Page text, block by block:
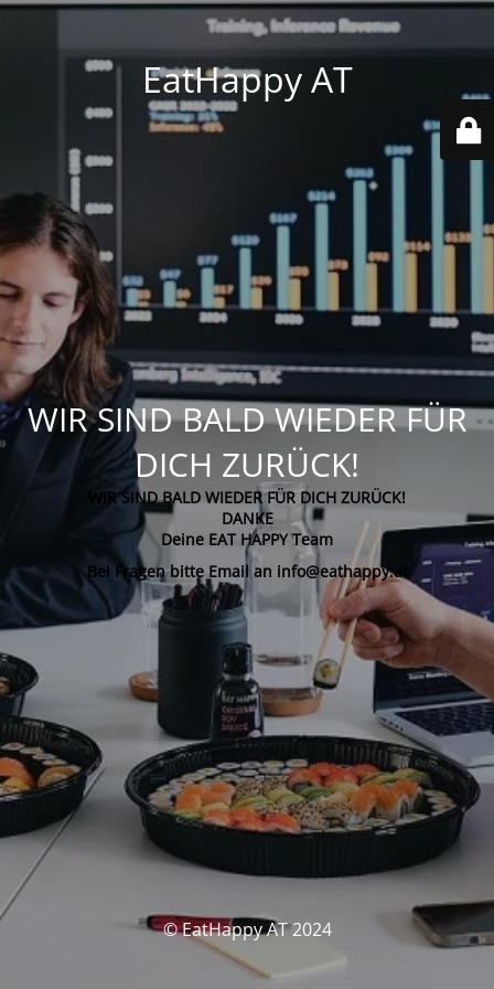
EatHappy AT
WIR SIND BALD WIEDER FÜR
DICH ZURÜCK!
WIR SIND BALD WIEDER FÜR DICH ZURÜCK!
DANKE
Deine EAT HAPPY Team
Bei Fragen bitte Email an info@eathappy.at
© EatHappy AT 2024